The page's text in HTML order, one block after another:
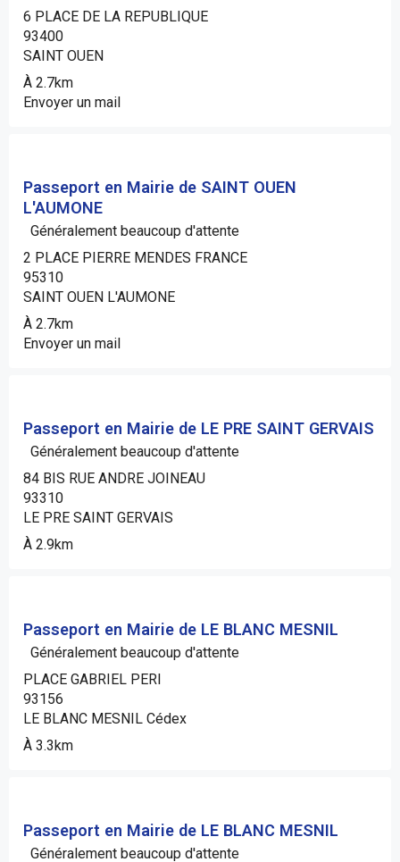
6 PLACE DE LA REPUBLIQUE
93400
SAINT OUEN
À 2.7km
Envoyer un mail
Passeport en Mairie de SAINT OUEN
L'AUMONE
Généralement beaucoup d'attente
2 PLACE PIERRE MENDES FRANCE
95310
SAINT OUEN L'AUMONE
À 2.7km
Envoyer un mail
Passeport en Mairie de LE PRE SAINT GERVAIS
Généralement beaucoup d'attente
84 BIS RUE ANDRE JOINEAU
93310
LE PRE SAINT GERVAIS
À 2.9km
Passeport en Mairie de LE BLANC MESNIL
Généralement beaucoup d'attente
PLACE GABRIEL PERI
93156
LE BLANC MESNIL Cédex
À 3.3km
Passeport en Mairie de LE BLANC MESNIL
Généralement beaucoup d'attente